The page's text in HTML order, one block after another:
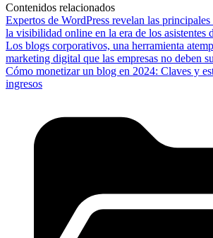
Contenidos relacionados
Expertos de WordPress revelan las
la visibilidad online en la era de los asistentes
Los blogs corporativos, una herramienta
marketing digital que las empresas no deben
Cómo monetizar un blog en 2024: Claves y
ingresos